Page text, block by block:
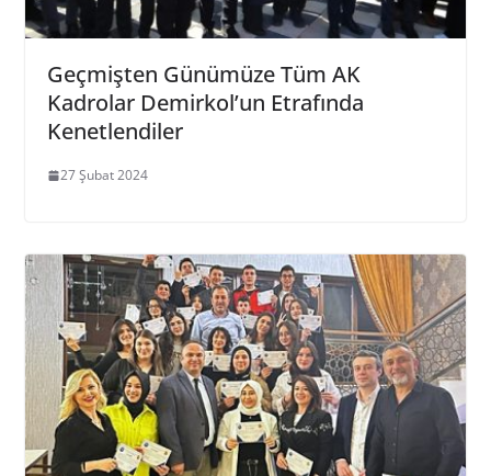
Geçmişten Günümüze Tüm AK
Kadrolar Demirkol’un Etrafında
Kenetlendiler
27 Şubat 2024